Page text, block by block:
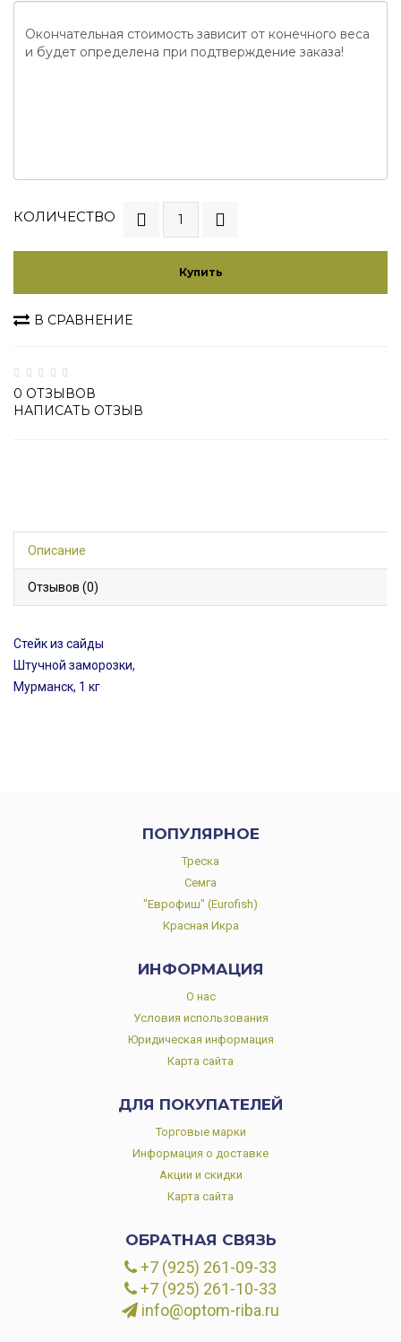
КОЛИЧЕСТВО
Купить
В СРАВНЕНИЕ
0 ОТЗЫВОВ
НАПИСАТЬ ОТЗЫВ
Описание
Отзывов (0)
Стейк из сайды
Штучной заморозки,
Мурманск, 1 кг
ПОПУЛЯРНОЕ
Треска
Семга
"Еврофиш" (Eurofish)
Красная Икра
ИНФОРМАЦИЯ
О нас
Условия использования
Юридическая информация
Карта сайта
ДЛЯ ПОКУПАТЕЛЕЙ
Торговые марки
Информация о доставке
Акции и скидки
Карта сайта
ОБРАТНАЯ СВЯЗЬ
+7 (925) 261-09-33
+7 (925) 261-10-33
info@optom-riba.ru